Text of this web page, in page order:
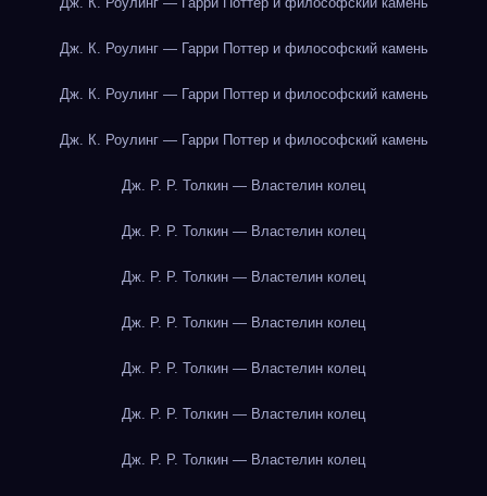
Дж. К. Роулинг — Гарри Поттер и философский камень
Дж. К. Роулинг — Гарри Поттер и философский камень
Дж. К. Роулинг — Гарри Поттер и философский камень
Дж. Р. Р. Толкин — Властелин колец
Дж. Р. Р. Толкин — Властелин колец
Дж. Р. Р. Толкин — Властелин колец
Дж. Р. Р. Толкин — Властелин колец
Дж. Р. Р. Толкин — Властелин колец
Дж. Р. Р. Толкин — Властелин колец
Дж. Р. Р. Толкин — Властелин колец